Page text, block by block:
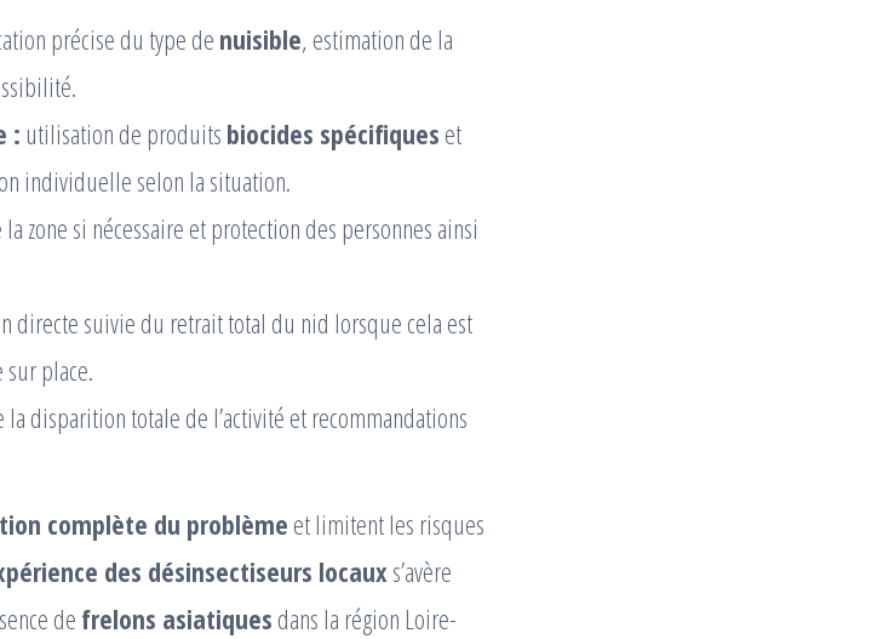
précise du type denuisible, estimation de la
: utilisation de produits biocides spécifiques et
individuelle selon la situation.
zone si nécessaire et protection des personnes ainsi
directe suivie du retrait total du nid lorsque cela est
place.
disparition totale de l’activité et recommandations
complète du problème et limitent les risques
des désinsectiseurs locauxs’avère
de frelons asiatiques dans la région Loire-